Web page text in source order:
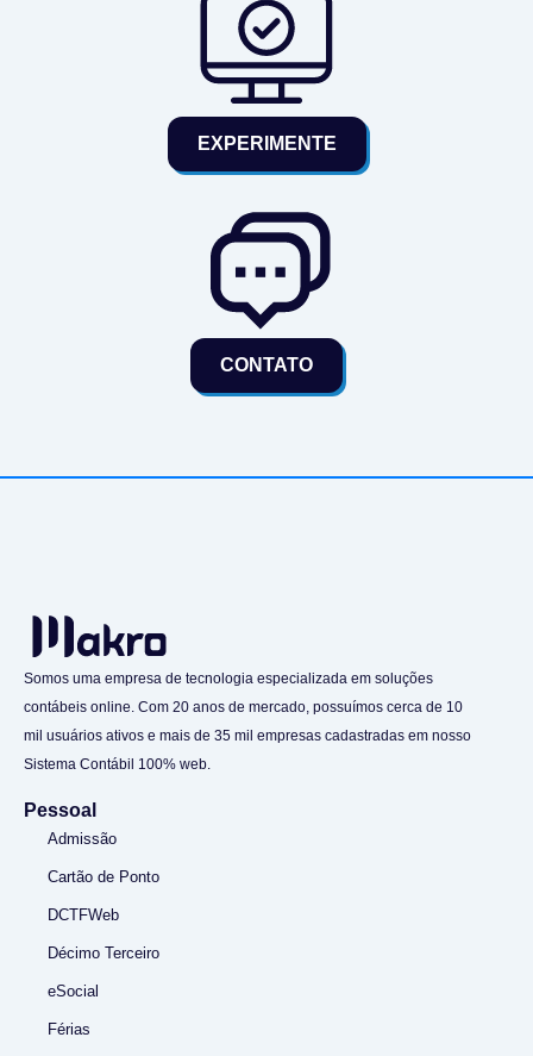
EXPERIMENTE
CONTATO
Somos uma empresa de tecnologia especializada em soluções
contábeis online. Com 20 anos de mercado, possuímos cerca de 10
mil usuários ativos e mais de 35 mil empresas cadastradas em nosso
Sistema Contábil 100% web.
Pessoal
Admissão
Cartão de Ponto
DCTFWeb
Décimo Terceiro
eSocial
Férias